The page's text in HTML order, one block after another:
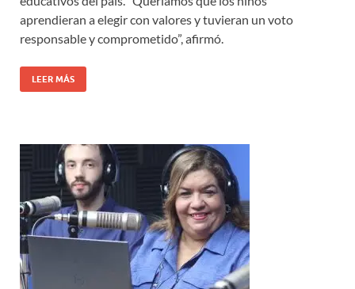
aprendieran a elegir con valores y tuvieran un voto
responsable y comprometido”, afirmó.
LEER MÁS